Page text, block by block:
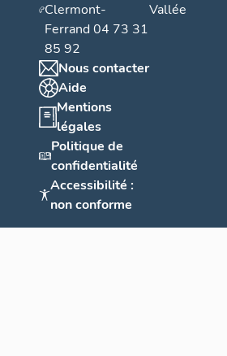
Clermont-
Ferrand 04 73 31
85 92
Nous contacter
Aide
Mentions
légales
Politique de
confidentialité
Accessibilité :
non conforme
Vallée